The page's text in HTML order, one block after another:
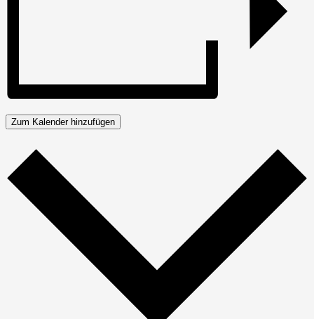
Zum Kalender hinzufügen